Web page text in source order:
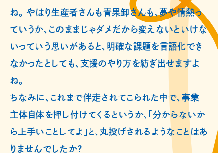
ね。 やはり生産者さんも青果卸さんも、夢や情熱っ
ていうか、このままじゃダメだから変えないといけな
いっていう思いがあると、明確な課題を言語化でき
なかったとしても、支援のやり方を紡ぎ出せますよ
ね。
ちなみに、これまで伴走されてこられた中で、事業
主体自体を押し付けてくるというか、「分からないか
ら上手いことしてよ」と、丸投げされるようなことはあ
りませんでしたか？